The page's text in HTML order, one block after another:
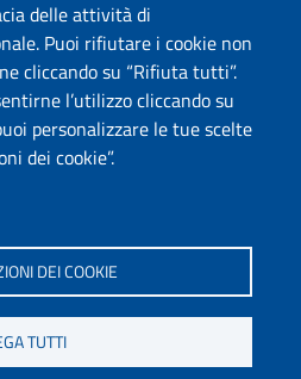
delle attività di
Puoi rifiutare i cookie non
cliccando su “Rifiuta tutti”.
l’utilizzo cliccando su
personalizzare le tue scelte
dei cookie”.
DEI COOKIE
TUTTI
studenti)